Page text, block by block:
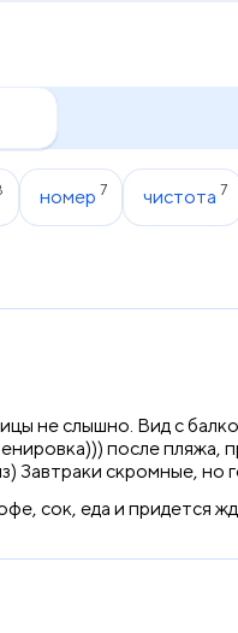
номер 7 чистота 7
не слышно. Вид с
после пляжа,
Завтраки скромные, но
сок, еда и придется